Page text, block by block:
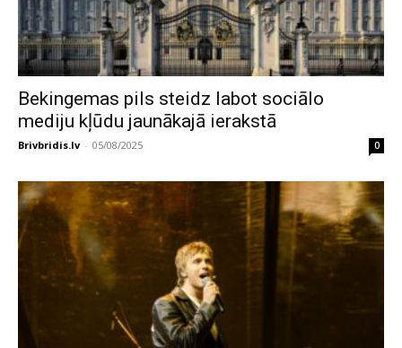
Bekingemas pils steidz labot sociālo
mediju kļūdu jaunākajā ierakstā
Brivbridis.lv - 05/08/2025 0